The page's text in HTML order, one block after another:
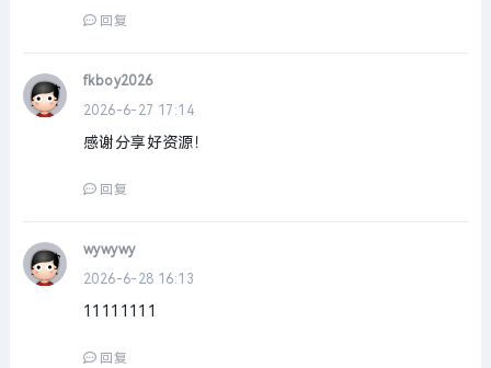
回复
fkboy2026
2026-6-27 17:14
感谢分享好资源！
回复
wywywy
2026-6-28 16:13
11111111
回复